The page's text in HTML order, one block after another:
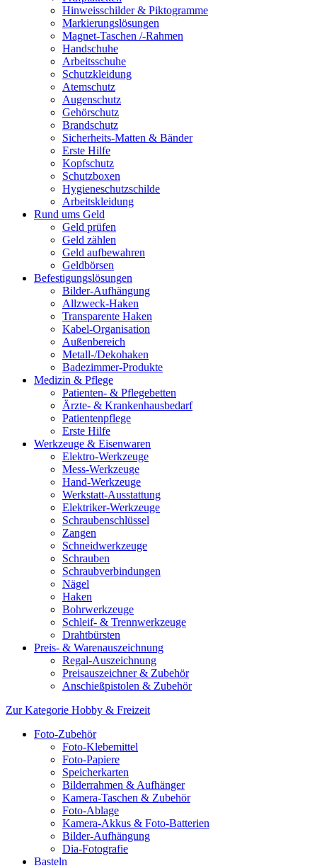
Hinweisschilder & Piktogramme
Markierungslösungen
Magnet-Taschen /-Rahmen
Handschuhe
Arbeitsschuhe
Schutzkleidung
Atemschutz
Augenschutz
Gehörschutz
Brandschutz
Sicherheits-Matten & Bänder
Erste Hilfe
Kopfschutz
Schutzboxen
Hygieneschutzschilde
Arbeitskleidung
Rund ums Geld
Geld prüfen
Geld zählen
Geld aufbewahren
Geldbörsen
Befestigungslösungen
Bilder-Aufhängung
Allzweck-Haken
Transparente Haken
Kabel-Organisation
Außenbereich
Metall-/Dekohaken
Badezimmer-Produkte
Medizin & Pflege
Patienten- & Pflegebetten
Ärzte- & Krankenhausbedarf
Patientenpflege
Erste Hilfe
Werkzeuge & Eisenwaren
Elektro-Werkzeuge
Mess-Werkzeuge
Hand-Werkzeuge
Werkstatt-Ausstattung
Elektriker-Werkzeuge
Schraubenschlüssel
Zangen
Schneidwerkzeuge
Schrauben
Schraubverbindungen
Nägel
Haken
Bohrwerkzeuge
Schleif- & Trennwerkzeuge
Drahtbürsten
Preis- & Warenauszeichnung
Regal-Auszeichnung
Preisauszeichner & Zubehör
Anschießpistolen & Zubehör
Zur Kategorie Hobby & Freizeit
Foto-Zubehör
Foto-Klebemittel
Foto-Papiere
Speicherkarten
Bilderrahmen & Aufhänger
Kamera-Taschen & Zubehör
Foto-Ablage
Kamera-Akkus & Foto-Batterien
Bilder-Aufhängung
Dia-Fotografie
Basteln